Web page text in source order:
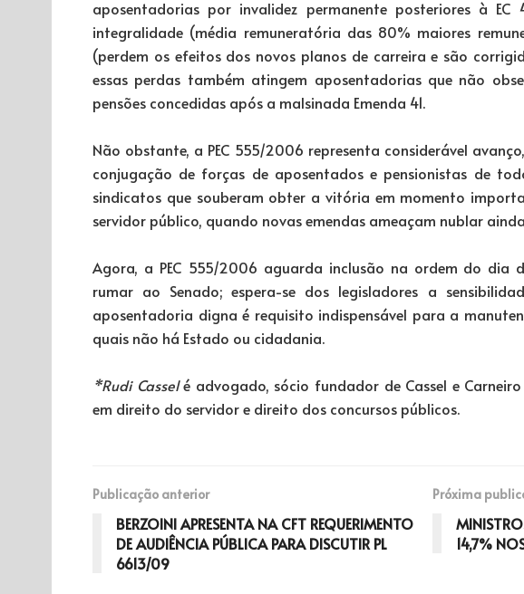
aposentadorias por invalidez permanente posteriores à EC
integralidade (média remuneratória das 80% maiores
(perdem os efeitos dos novos planos de carreira e são
essas perdas também atingem aposentadorias que não
pensões concedidas após a malsinada Emenda 41.
Não obstante, a PEC 555/2006 representa considerável
conjugação de forças de aposentados e pensionistas de
sindicatos que souberam obter a vitória em momento
servidor público, quando novas emendas ameaçam nublar
Agora, a PEC 555/2006 aguarda inclusão na ordem do dia
rumar ao Senado; espera-se dos legisladores a
aposentadoria digna é requisito indispensável para a
quais não há Estado ou cidadania.
*Rudi Casselé advogado, sócio fundador de Cassel e
em direito do servidor e direito dos concursos públicos.
Publicação anterior
BERZOINI APRESENTA NA CFT REQUERIMENTO
DE AUDIÊNCIA PÚBLICA PARA DISCUTIR PL
6613/09
Próxima
14,7%